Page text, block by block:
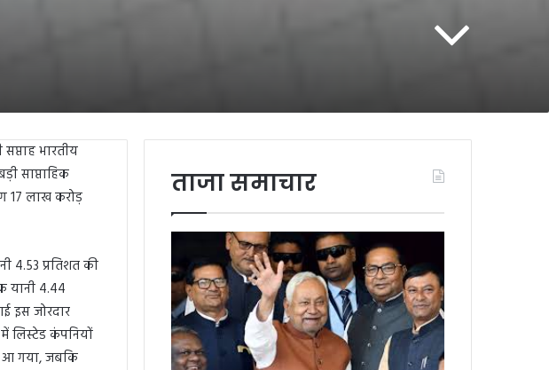
भारतीय
साप्ताहिक
17 लाख करोड़
4.53 प्रतिशत की
यानी 4.44
इस जोरदार
लिस्टेड कंपनियों
आ गया, जबकि
ताजा समाचार